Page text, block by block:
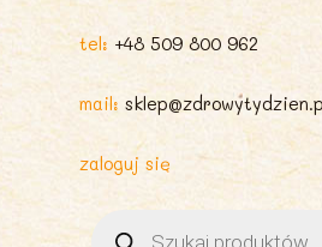
tel: +48 509 800 962
mail:
zaloguj się
produktów